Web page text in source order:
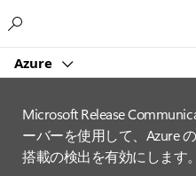
Azure
Microsoft Release
ーバーを使用して、Azure
搭載の検出を有効にします。